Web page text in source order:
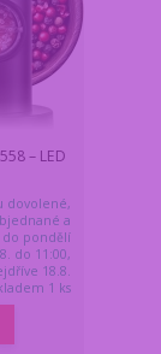
– LED
dovolené,
a
pondělí
do 11:00,
18.8.
1 ks